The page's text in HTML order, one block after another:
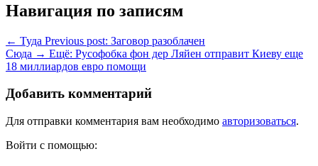
Навигация по записям
← Туда Previous post: Заговор разоблачен
Сюда → Ещё: Русофобка фон дер Ляйен отправит Киеву еще
18 миллиардов евро помощи
Добавить комментарий
Для отправки комментария вам необходимо авторизоваться.
Войти с помощью: